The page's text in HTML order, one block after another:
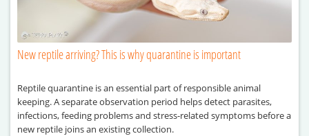
New reptile arriving? This is why quarantine is important
Reptile quarantine is an essential part of responsible animal
keeping. A separate observation period helps detect parasites,
infections, feeding problems and stress-related symptoms before a
new reptile joins an existing collection.